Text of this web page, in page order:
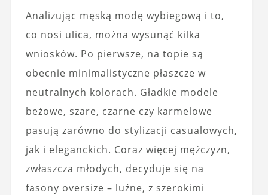
Analizując męską modę wybiegową i to,
co nosi ulica, można wysunąć kilka
wniosków. Po pierwsze, na topie są
obecnie minimalistyczne płaszcze w
neutralnych kolorach. Gładkie modele
beżowe, szare, czarne czy karmelowe
pasują zarówno do stylizacji casualowych,
jak i eleganckich. Coraz więcej mężczyzn,
zwłaszcza młodych, decyduje się na
fasony oversize – luźne, z szerokimi